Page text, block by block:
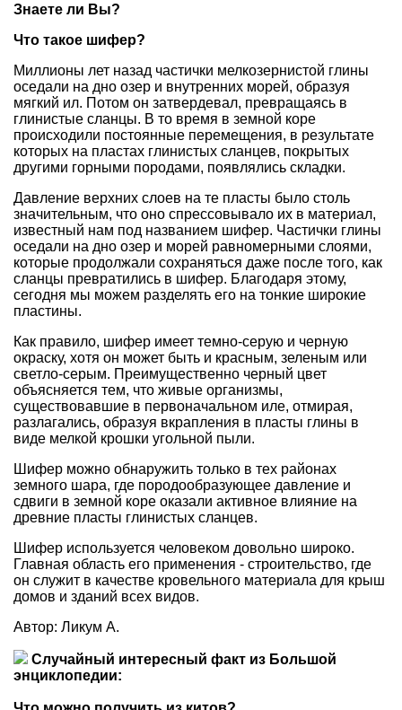
Знаете ли Вы?
Что такое шифер?
Миллионы лет назад частички мелкозернистой глины
оседали на дно озер и внутренних морей, образуя
мягкий ил. Потом он затвердевал, превращаясь в
глинистые сланцы. В то время в земной коре
происходили постоянные перемещения, в результате
которых на пластах глинистых сланцев, покрытых
другими горными породами, появлялись складки.
Давление верхних слоев на те пласты было столь
значительным, что оно спрессовывало их в материал,
известный нам под названием шифер. Частички глины
оседали на дно озер и морей равномерными слоями,
которые продолжали сохраняться даже после того, как
сланцы превратились в шифер. Благодаря этому,
сегодня мы можем разделять его на тонкие широкие
пластины.
Как правило, шифер имеет темно-серую и черную
окраску, хотя он может быть и красным, зеленым или
светло-серым. Преимущественно черный цвет
объясняется тем, что живые организмы,
существовавшие в первоначальном иле, отмирая,
разлагались, образуя вкрапления в пласты глины в
виде мелкой крошки угольной пыли.
Шифер можно обнаружить только в тех районах
земного шара, где породообразующее давление и
сдвиги в земной коре оказали активное влияние на
древние пласты глинистых сланцев.
Шифер используется человеком довольно широко.
Главная область его применения - строительство, где
он служит в качестве кровельного материала для крыш
домов и зданий всех видов.
Автор: Ликум А.
Случайный интересный факт из Большой
энциклопедии: